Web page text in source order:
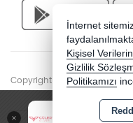
Güler Yüzlü
Copyright 2026
İnternet
Kişisel
Gizlilik
Politikamızı